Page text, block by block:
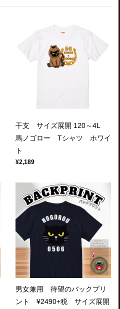
干支 サイズ展開 120～4L
馬ノゴロー Tシャツ ホワイ
ト
¥2,189
男女兼用 待望のバックプリ
ント ¥2490+税 サイズ展開